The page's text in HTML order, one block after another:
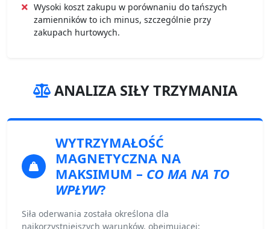
Wysoki koszt zakupu w porównaniu do tańszych
zamienników to ich minus, szczególnie przy
zakupach hurtowych.
ANALIZA SIŁY TRZYMANIA
WYTRZYMAŁOŚĆ
MAGNETYCZNA NA
MAKSIMUM – CO MA NA TO
WPŁYW?
Siła oderwania została określona dla
najkorzystniejszych warunków, obejmującej: